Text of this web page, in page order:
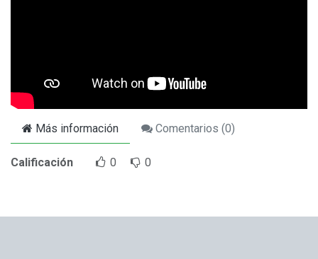
Más información Comentarios (0)
Calificación 0 0